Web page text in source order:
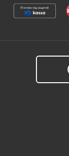
Ваша оценка: